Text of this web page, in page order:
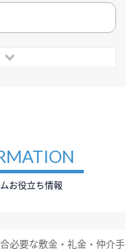
お役立ち情報
必要な敷金・礼金・仲介手